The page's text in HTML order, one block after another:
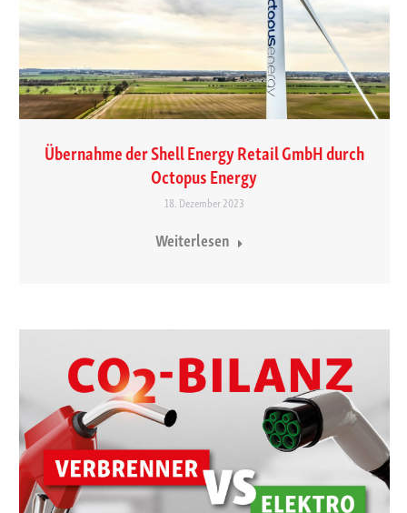
Übernahme der Shell Energy Retail GmbH durch
Octopus Energy
18. Dezember 2023
Weiterlesen